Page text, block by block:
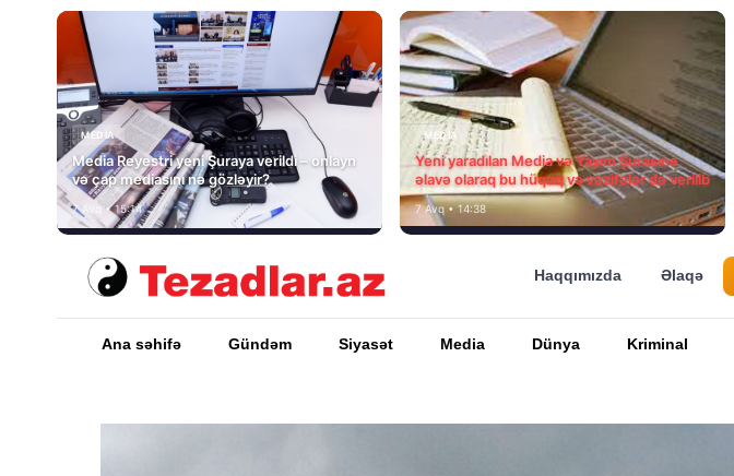
MEDİA
Media Reyestri yeni Şuraya verildi – onlayn
və çap mediasını nə gözləyir?
7 Avq • 15:14
MEDİA
Yeni yaradılan Media və Yayım Şurasına
əlavə olaraq bu hüquq və vəzifələr də verilib
7 Avq • 14:38
Haqqımızda Əlaqə
Ana səhifə Gündəm Siyasət Media Dünya Kriminal